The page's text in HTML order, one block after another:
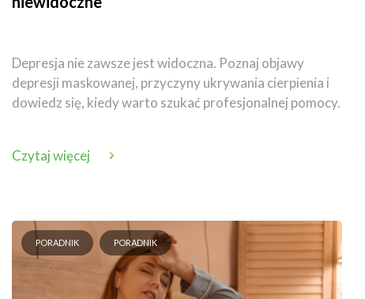
Depresja nie zawsze jest widoczna. Poznaj objawy
depresji maskowanej, przyczyny ukrywania cierpienia i
dowiedz się, kiedy warto szukać profesjonalnej pomocy.
Czytaj więcej
PORADNIK PORADNIK